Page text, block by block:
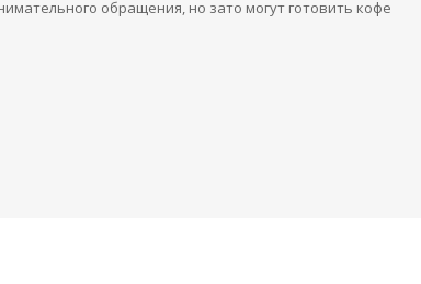
обращения, но зато могут готовить кофе